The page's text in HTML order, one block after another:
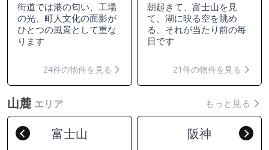
街道では港の匂い、工場
の光、町人文化の面影が
ひとつの風景として重な
ります
24件の物件を見る
朝起きて、富士山を見
て、湖に映る空を眺め
る、それが当たり前の毎
日です
21件の物件を見る
山麓 エリア もっと見る
Previous富士山 阪神